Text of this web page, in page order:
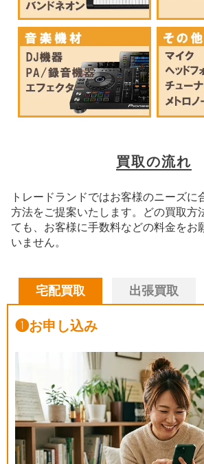
買取の流れ
トレードランドではお客様のニーズに
方法をご提案いたします。
どの買取方
ても、お客様に手数料などの料金をお
いません。
宅配買取 出張買取
❶お申し込み